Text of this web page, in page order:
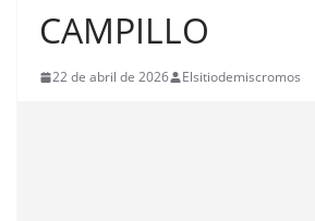
CAMPILLO
22 de abril de 2026 Elsitiodemiscromos